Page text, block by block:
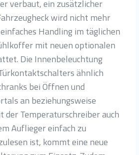
verbaut, ein zusätzlicher
wird nicht mehr
Handling im täglichen
mit neuen optionalen
Die Innenbeleuchtung
ähnlich
bei Öffnen und
an beziehungsweise
der Temperaturschreiber auch
Auflieger einfach zu
ist, kommt eine neue